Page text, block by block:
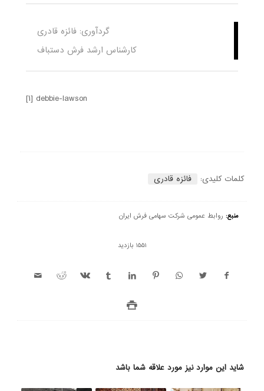
گردآوری: فائزه قادری
کارشناس ارشد فرش دستباف
[۱] debbie-lawson
کلمات کلیدی: فائزه قادری
منبع: روابط عمومی شرکت سهامی فرش ایران
1551 بازدید
شاید این موارد نیز مورد علاقه شما باشد